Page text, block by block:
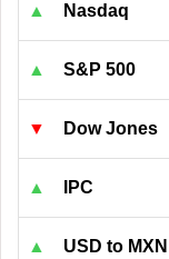
▲ Nasdaq
▲ S&P 500
▼ Dow Jones
▲ IPC
▲ USD to MXN